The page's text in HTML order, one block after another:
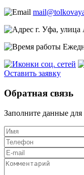
г. Уфа, улица
Оставить заявку
Обратная связь
Заполните данные для